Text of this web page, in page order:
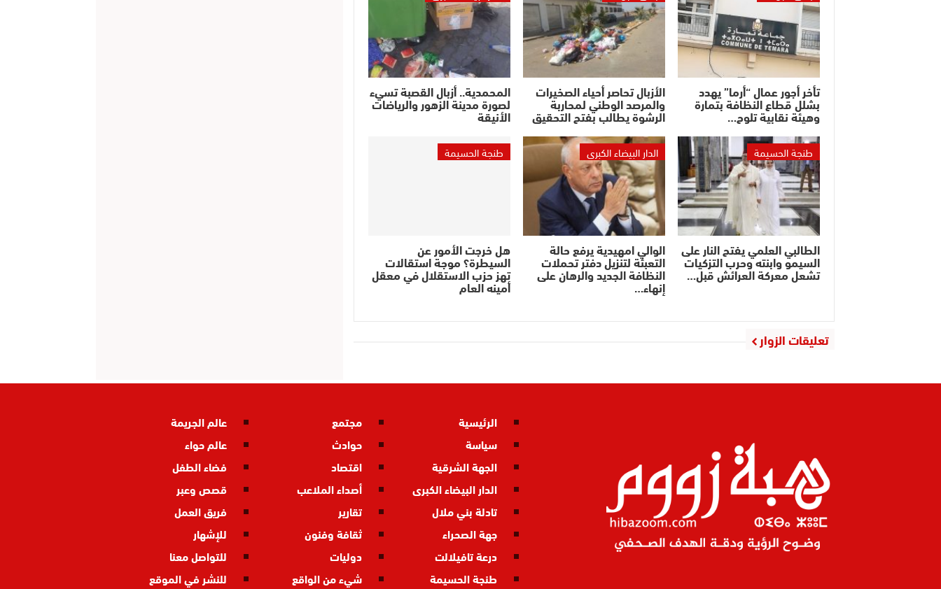
تأخر أجور عمال “أرما” يهدد
بشلل قطاع النظافة بتمارة
وهيئة نقابية تلوح…
الأزبال تحاصر أحياء الصخيرات
والمرصد الوطني لمحاربة
الرشوة يطالب بفتح التحقيق
المحمدية.. أزبال القصبة تسيء
لصورة مدينة الزهور والرياضات
الأنيقة
طنجة الحسيمة
الطالبي العلمي يفتح النار على
السيمو وابنته وحرب التزكيات
تشعل معركة العرائش قبل…
الدار البيضاء الكبرى
الوالي امهيدية يرفع حالة
التعبئة لتنزيل دفتر تحملات
النظافة الجديد والرهان على
إنهاء…
طنجة الحسيمة
هل خرجت الأمور عن
السيطرة؟ موجة استقالات
تهز حزب الاستقلال في معقل
أمينه العام
تعليقات الزوار
الرئيسية
سياسة
الجهة الشرقية
الدار البيضاء الكبرى
تادلة بني ملال
جهة الصحراء
درعة تافيلالت
طنجة الحسيمة
مجتمع
حوادث
اقتصاد
أصداء الملاعب
تقارير
ثقافة وفنون
دوليات
شيء من الواقع
عالم الجريمة
عالم حواء
فضاء الطفل
قصص وعبر
فريق العمل
للإشهار
للتواصل معنا
للنشر في الموقع